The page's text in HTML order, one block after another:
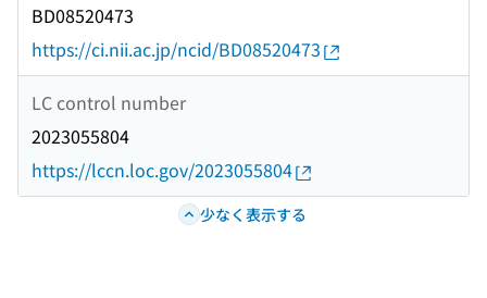
BD08520473
https://ci.nii.ac.jp/ncid/BD08520473
LC control number
2023055804
https://lccn.loc.gov/2023055804
少なく表示する